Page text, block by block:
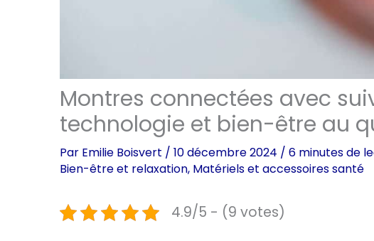
Montres connectées avec
technologie et bien-être au
Par Emilie Boisvert / 10 décembre 2024 / 6 minutes de
Bien-être et relaxation, Matériels et accessoires santé
4.9/5 - (9 votes)